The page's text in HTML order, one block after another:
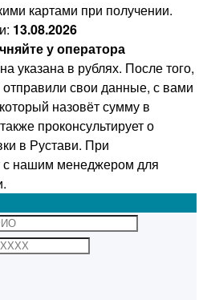
картами при получении.
13.08.2026
у оператора
указана в рублях. После того,
свои данные, с вами
назовёт сумму в
проконсультирует о
в Рустави. При
с нашим менеджером для